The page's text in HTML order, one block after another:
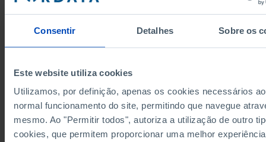
Consentir Detalhes Sobre os
Este website utiliza cookies
Utilizamos, por definição, apenas os cookies necessários ao
normal funcionamento do site, permitindo que navegue
mesmo. Ao "Permitir todos", autoriza a utilização de outro
cookies, que permitem proporcionar uma melhor
Estonia
Greece
Hungary x x
Ireland 1,033
3,782
Italy
x x
Latvia x